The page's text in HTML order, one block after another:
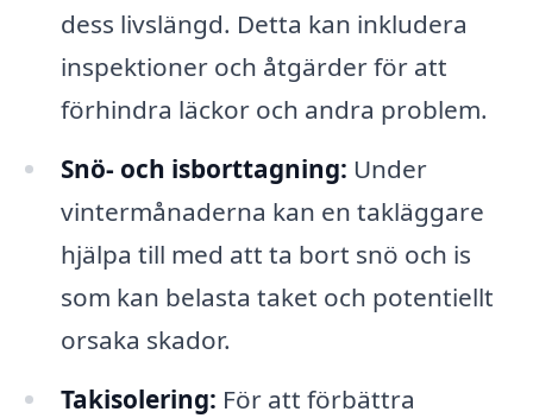
dess livslängd. Detta kan inkludera
inspektioner och åtgärder för att
förhindra läckor och andra problem.
Snö- och isborttagning: Under
vintermånaderna kan en takläggare
hjälpa till med att ta bort snö och is
som kan belasta taket och potentiellt
orsaka skador.
Takisolering: För att förbättra